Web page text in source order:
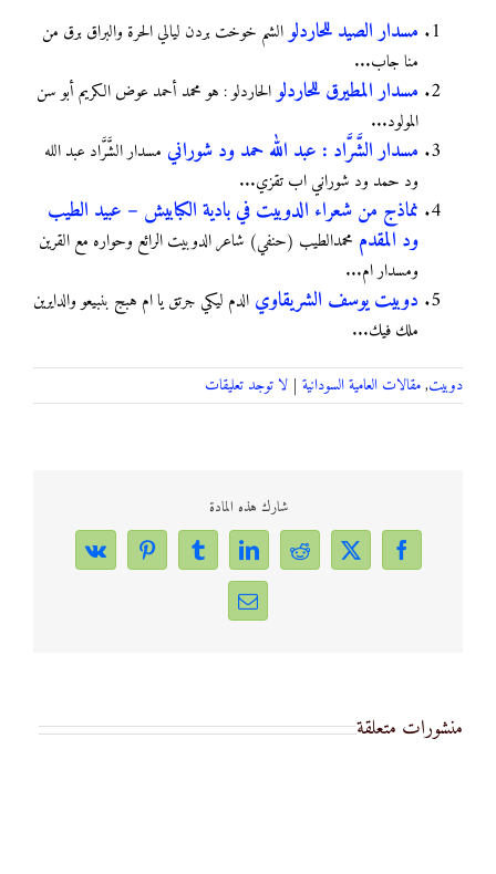
مسدار الصيد للحاردلوالشم خوخت بردن ليالي الحرة والبراق برق من
منا جاب...
مسدار المطيرق للحاردلوالحاردلو : هو محمد أحمد عوض الكريم أبو سن
المولود...
مسدار الشَّرَّاد : عبد الله حمد ود شوراني ﻣﺴﺪﺍﺭ ﺍﻟﺸَّﺮَّﺍﺩ ﻋﺒﺪ ﺍﻟﻠﻪ
ﻭﺩ ﺣﻤﺪ ﻭﺩ ﺷﻮﺭﺍﻧﻲ ﺍﺏ ﺗﻘﺰﻱ...
نماذج من شعراء الدوبيت في بادية الكبابيش – عبيد الطيب
ود المقدم محمدالطيب (حنفي) شاعر الدوبيت الرائع وحواره مع القرين
ومسدار ام...
دوبيت يوسف الشريقاوي الدم ليكي جرتق يا ام هبج بنبيعو والدايرين
ملك فيك...
دوبيت,مقالات العامية السودانية | لا توجد تعليقات
شارك هذه المادة
Facebook
X
Reddit
LinkedIn
Tumblr
Pinterest
Vk
Email
منشورات متعلقة